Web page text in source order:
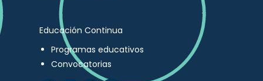
Educación Continua
Programas educativos
Convocatorias